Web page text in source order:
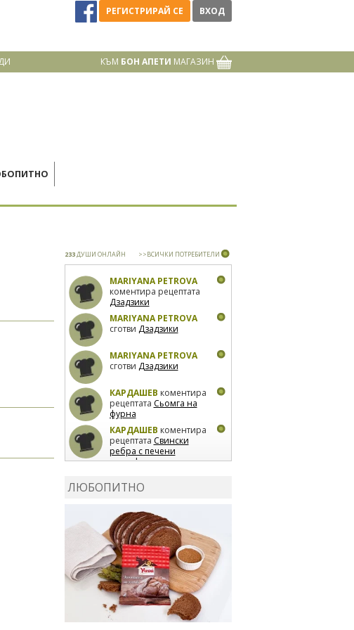
РЕГИСТРИРАЙ СЕ ВХОД
КЪМ БОН АПЕТИ МАГАЗИН
233ДУШИ ОНЛАЙН >>ВСИЧКИ ПОТРЕБИТЕЛИ
MARIYANA PETROVA
коментира рецептата
Дзадзики
MARIYANA PETROVA
сготви Дзадзики
MARIYANA PETROVA
сготви Дзадзики
КАРДАШЕВ коментира
рецептата Сьомга на
фурна
КАРДАШЕВ коментира
рецептата Свински
ребра с печени
картофи
лимон
коментира рецептата
Киноа със зеленчуци
ЛЮБОПИТНО